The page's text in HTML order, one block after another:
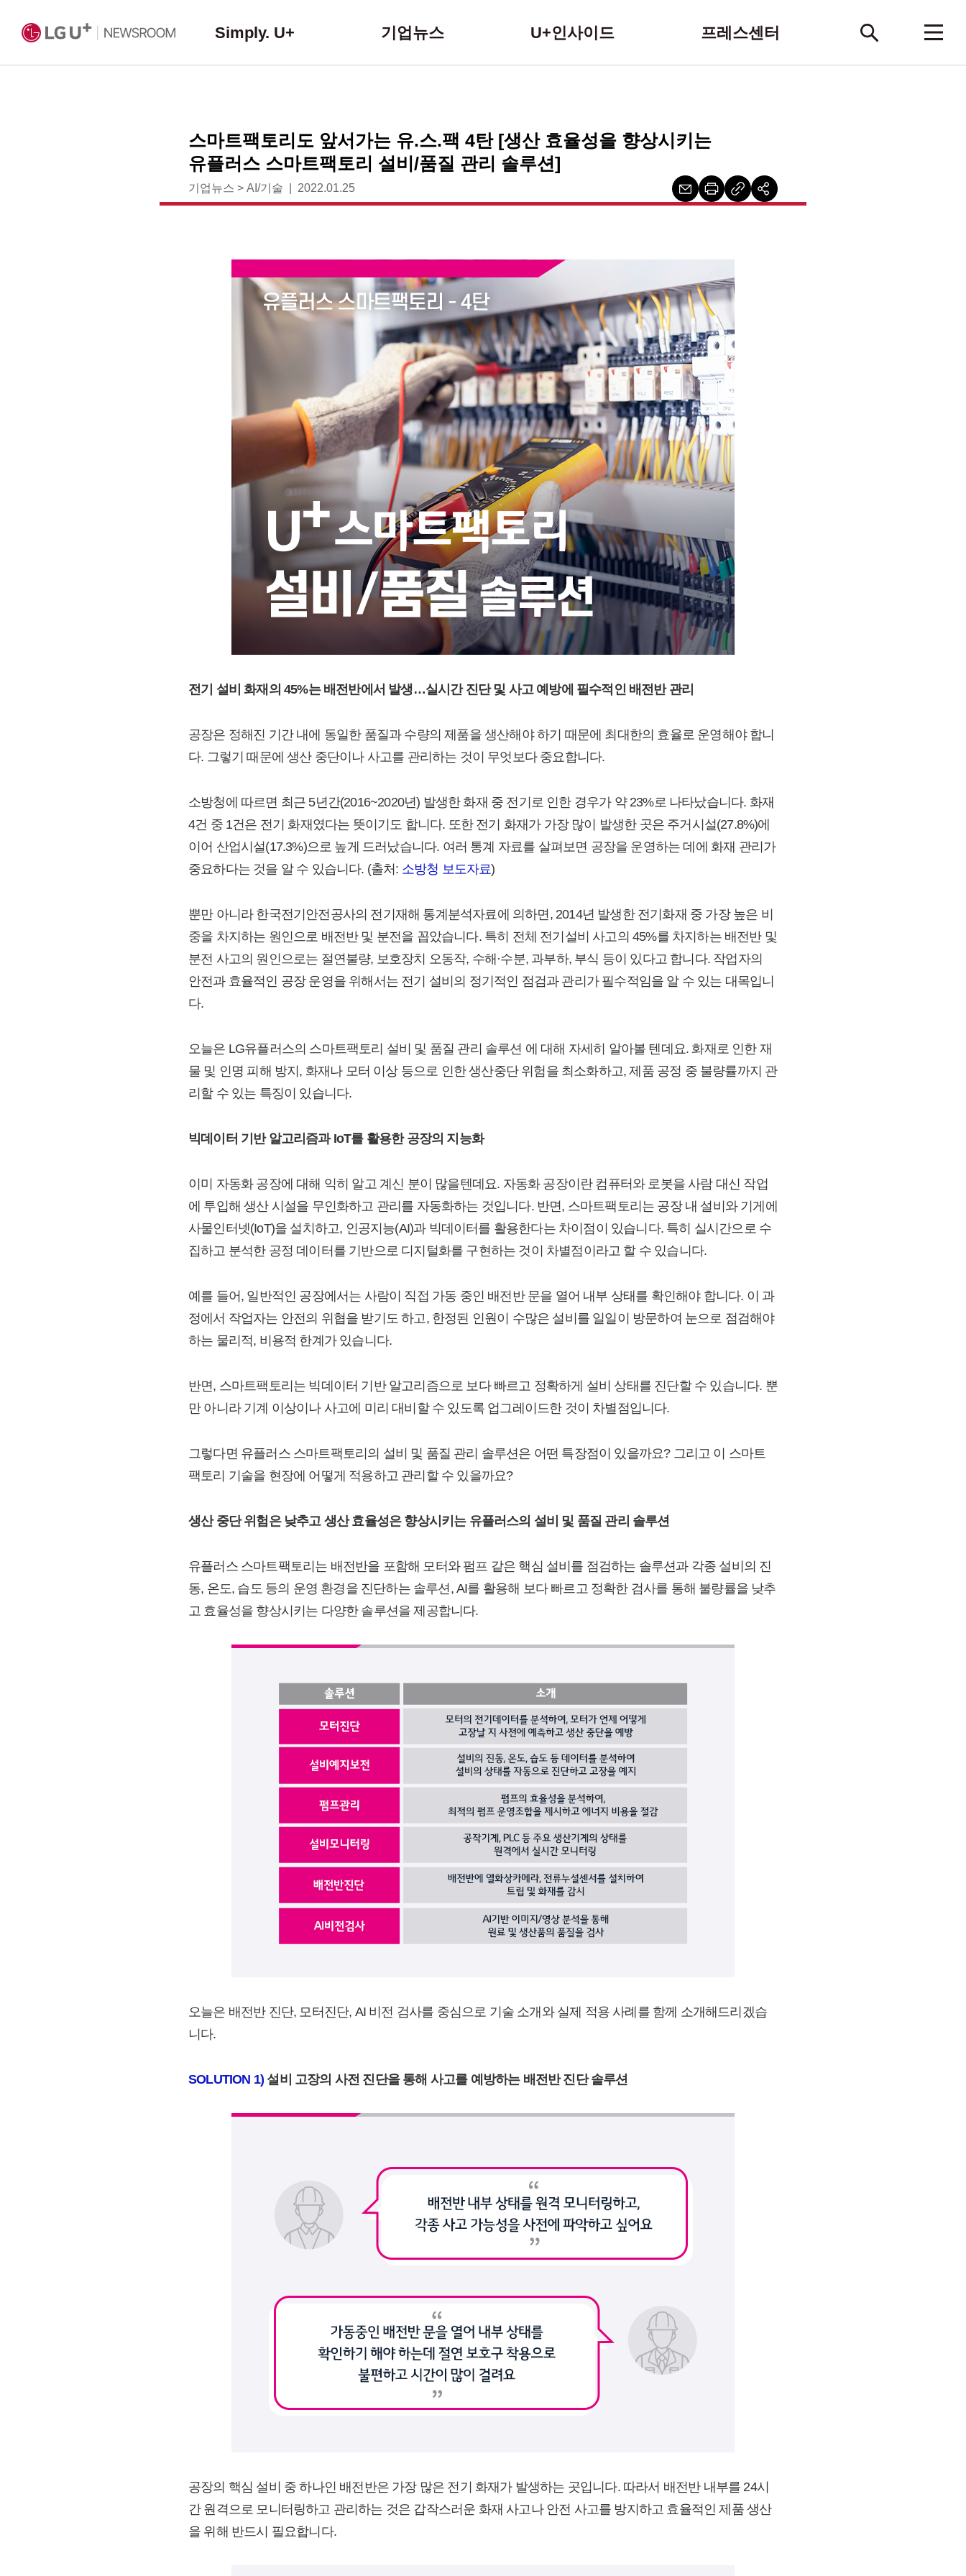
Simply. U+ 기업뉴스 U+인사이드 프레스센터
스마트팩토리도 앞서가는 유.스.팩 4탄 [생산 효율성을 향상시키는
유플러스 스마트팩토리 설비/품질 관리 솔루션]
기업뉴스 > AI/기술 2022.01.25
전기 설비 화재의 45%는 배전반에서 발생…실시간 진단 및 사고 예방에 필수적인 배전반 관리
공장은 정해진 기간 내에 동일한 품질과 수량의 제품을 생산해야 하기 때문에 최대한의 효율로 운영해야 합니
다. 그렇기 때문에 생산 중단이나 사고를 관리하는 것이 무엇보다 중요합니다.
소방청에 따르면 최근 5년간(2016~2020년) 발생한 화재 중 전기로 인한 경우가 약 23%로 나타났습니다. 화재
4건 중 1건은 전기 화재였다는 뜻이기도 합니다. 또한 전기 화재가 가장 많이 발생한 곳은 주거시설(27.8%)에
이어 산업시설(17.3%)으로 높게 드러났습니다. 여러 통계 자료를 살펴보면 공장을 운영하는 데에 화재 관리가
중요하다는 것을 알 수 있습니다. (출처: 소방청 보도자료)
뿐만 아니라 한국전기안전공사의 전기재해 통계분석자료에 의하면, 2014년 발생한 전기화재 중 가장 높은 비
중을 차지하는 원인으로 배전반 및 분전을 꼽았습니다. 특히 전체 전기설비 사고의 45%를 차지하는 배전반 및
분전 사고의 원인으로는 절연불량, 보호장치 오동작, 수해·수분, 과부하, 부식 등이 있다고 합니다. 작업자의
안전과 효율적인 공장 운영을 위해서는 전기 설비의 정기적인 점검과 관리가 필수적임을 알 수 있는 대목입니
다.
오늘은 LG유플러스의 스마트팩토리 설비 및 품질 관리 솔루션 에 대해 자세히 알아볼 텐데요. 화재로 인한 재
물 및 인명 피해 방지, 화재나 모터 이상 등으로 인한 생산중단 위험을 최소화하고, 제품 공정 중 불량률까지 관
리할 수 있는 특징이 있습니다.
빅데이터 기반 알고리즘과 IoT를 활용한 공장의 지능화
이미 자동화 공장에 대해 익히 알고 계신 분이 많을텐데요. 자동화 공장이란 컴퓨터와 로봇을 사람 대신 작업
에 투입해 생산 시설을 무인화하고 관리를 자동화하는 것입니다. 반면, 스마트팩토리는 공장 내 설비와 기게에
사물인터넷(IoT)을 설치하고, 인공지능(AI)과 빅데이터를 활용한다는 차이점이 있습니다. 특히 실시간으로 수
집하고 분석한 공정 데이터를 기반으로 디지털화를 구현하는 것이 차별점이라고 할 수 있습니다.
예를 들어, 일반적인 공장에서는 사람이 직접 가동 중인 배전반 문을 열어 내부 상태를 확인해야 합니다. 이 과
정에서 작업자는 안전의 위협을 받기도 하고, 한정된 인원이 수많은 설비를 일일이 방문하여 눈으로 점검해야
하는 물리적, 비용적 한계가 있습니다.
반면, 스마트팩토리는 빅데이터 기반 알고리즘으로 보다 빠르고 정확하게 설비 상태를 진단할 수 있습니다. 뿐
만 아니라 기계 이상이나 사고에 미리 대비할 수 있도록 업그레이드한 것이 차별점입니다.
그렇다면 유플러스 스마트팩토리의 설비 및 품질 관리 솔루션은 어떤 특장점이 있을까요? 그리고 이 스마트
팩토리 기술을 현장에 어떻게 적용하고 관리할 수 있을까요?
생산 중단 위험은 낮추고 생산 효율성은 향상시키는 유플러스의 설비 및 품질 관리 솔루션
유플러스 스마트팩토리는 배전반을 포함해 모터와 펌프 같은 핵심 설비를 점검하는 솔루션과 각종 설비의 진
동, 온도, 습도 등의 운영 환경을 진단하는 솔루션, AI를 활용해 보다 빠르고 정확한 검사를 통해 불량률을 낮추
고 효율성을 향상시키는 다양한 솔루션을 제공합니다.
오늘은 배전반 진단, 모터진단, AI 비전 검사를 중심으로 기술 소개와 실제 적용 사례를 함께 소개해드리겠습
니다.
SOLUTION 1)설비 고장의 사전 진단을 통해 사고를 예방하는 배전반 진단 솔루션
공장의 핵심 설비 중 하나인 배전반은 가장 많은 전기 화재가 발생하는 곳입니다. 따라서 배전반 내부를 24시
간 원격으로 모니터링하고 관리하는 것은 갑작스러운 화재 사고나 안전 사고를 방지하고 효율적인 제품 생산
을 위해 반드시 필요합니다.